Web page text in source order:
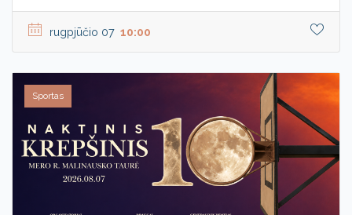
rugpjūčio 07 10:00
Sportas